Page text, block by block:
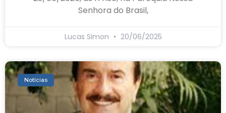
Senhora do Brasil,
Lucas Simon 20/06/2025
Notícias